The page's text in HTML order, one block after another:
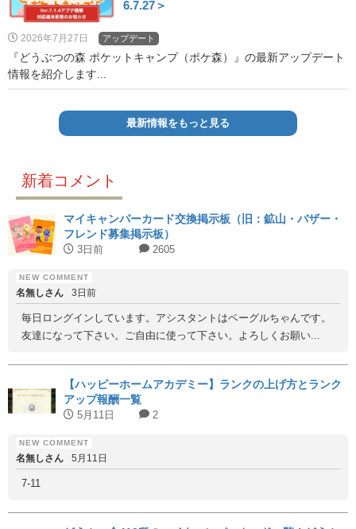
6.7.27＞
2026年7月27日 アップデート
『どうぶつの森 ポケットキャンプ（ポケ森）』の最新アップデート
情報を紹介します...
最新情報をもっと見る
新着コメント
マイキャンパーカード交換掲示板（旧：鉱山・バザー・
フレンド募集掲示板）
3日前 2605
名無しさん 3日前
毎日ロングインしています。アシスタントはベーグルちゃんです。
友達になって下さい。ご自由に使って下さい。よろしくお願い...
【ハッピーホームアカデミー】ランクの上げ方とランク
アップ報酬一覧
5月11日 2
名無しさん 5月11日
7-11